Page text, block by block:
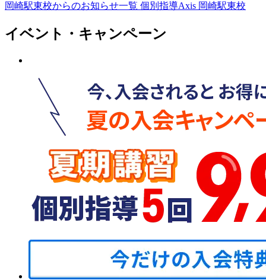
岡崎駅東校からのお知らせ一覧 個別指導Axis 岡崎駅東校
イベント・キャンペーン